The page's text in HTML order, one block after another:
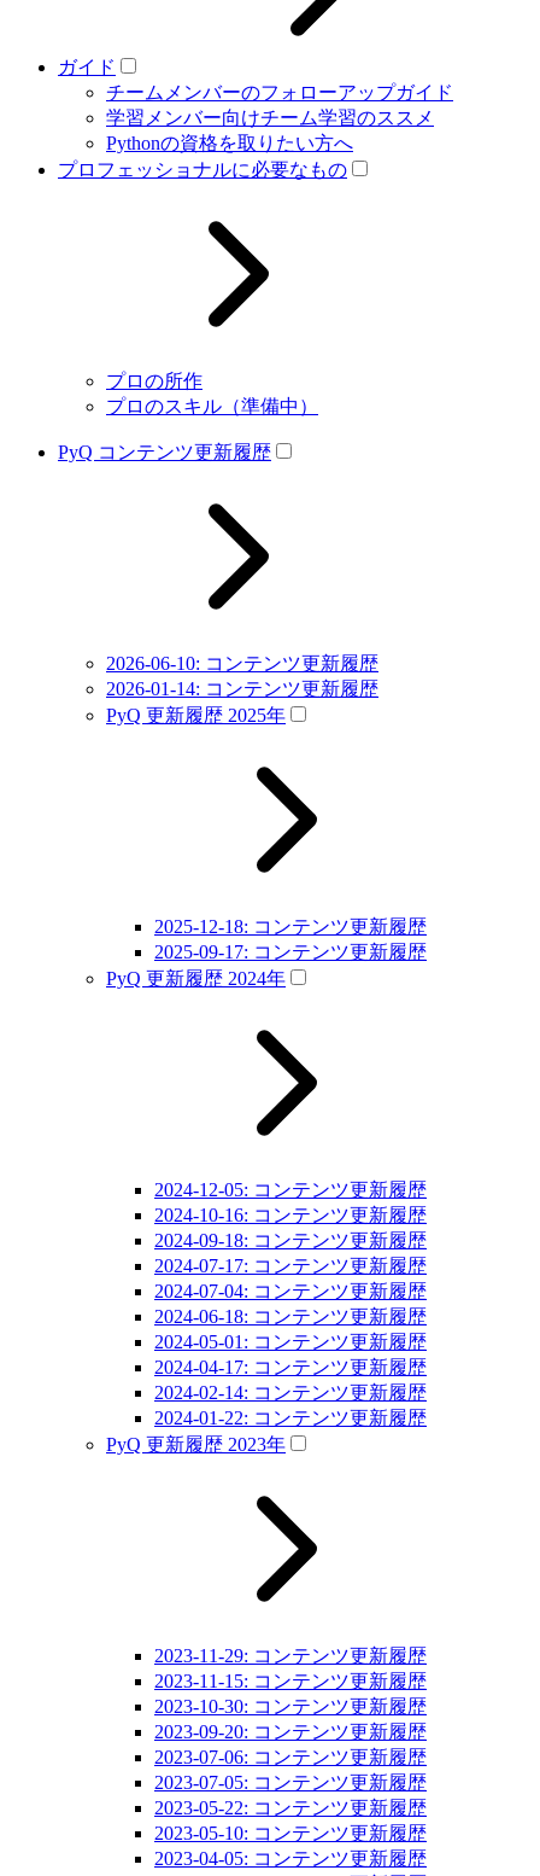
ガイド
チームメンバーのフォローアップガイド
学習メンバー向けチーム学習のススメ
Pythonの資格を取りたい方へ
プロフェッショナルに必要なもの
プロの所作
プロのスキル（準備中）
PyQ コンテンツ更新履歴
2026-06-10: コンテンツ更新履歴
2026-01-14: コンテンツ更新履歴
PyQ 更新履歴 2025年
2025-12-18: コンテンツ更新履歴
2025-09-17: コンテンツ更新履歴
PyQ 更新履歴 2024年
2024-12-05: コンテンツ更新履歴
2024-10-16: コンテンツ更新履歴
2024-09-18: コンテンツ更新履歴
2024-07-17: コンテンツ更新履歴
2024-07-04: コンテンツ更新履歴
2024-06-18: コンテンツ更新履歴
2024-05-01: コンテンツ更新履歴
2024-04-17: コンテンツ更新履歴
2024-02-14: コンテンツ更新履歴
2024-01-22: コンテンツ更新履歴
PyQ 更新履歴 2023年
2023-11-29: コンテンツ更新履歴
2023-11-15: コンテンツ更新履歴
2023-10-30: コンテンツ更新履歴
2023-09-20: コンテンツ更新履歴
2023-07-06: コンテンツ更新履歴
2023-07-05: コンテンツ更新履歴
2023-05-22: コンテンツ更新履歴
2023-05-10: コンテンツ更新履歴
2023-04-05: コンテンツ更新履歴